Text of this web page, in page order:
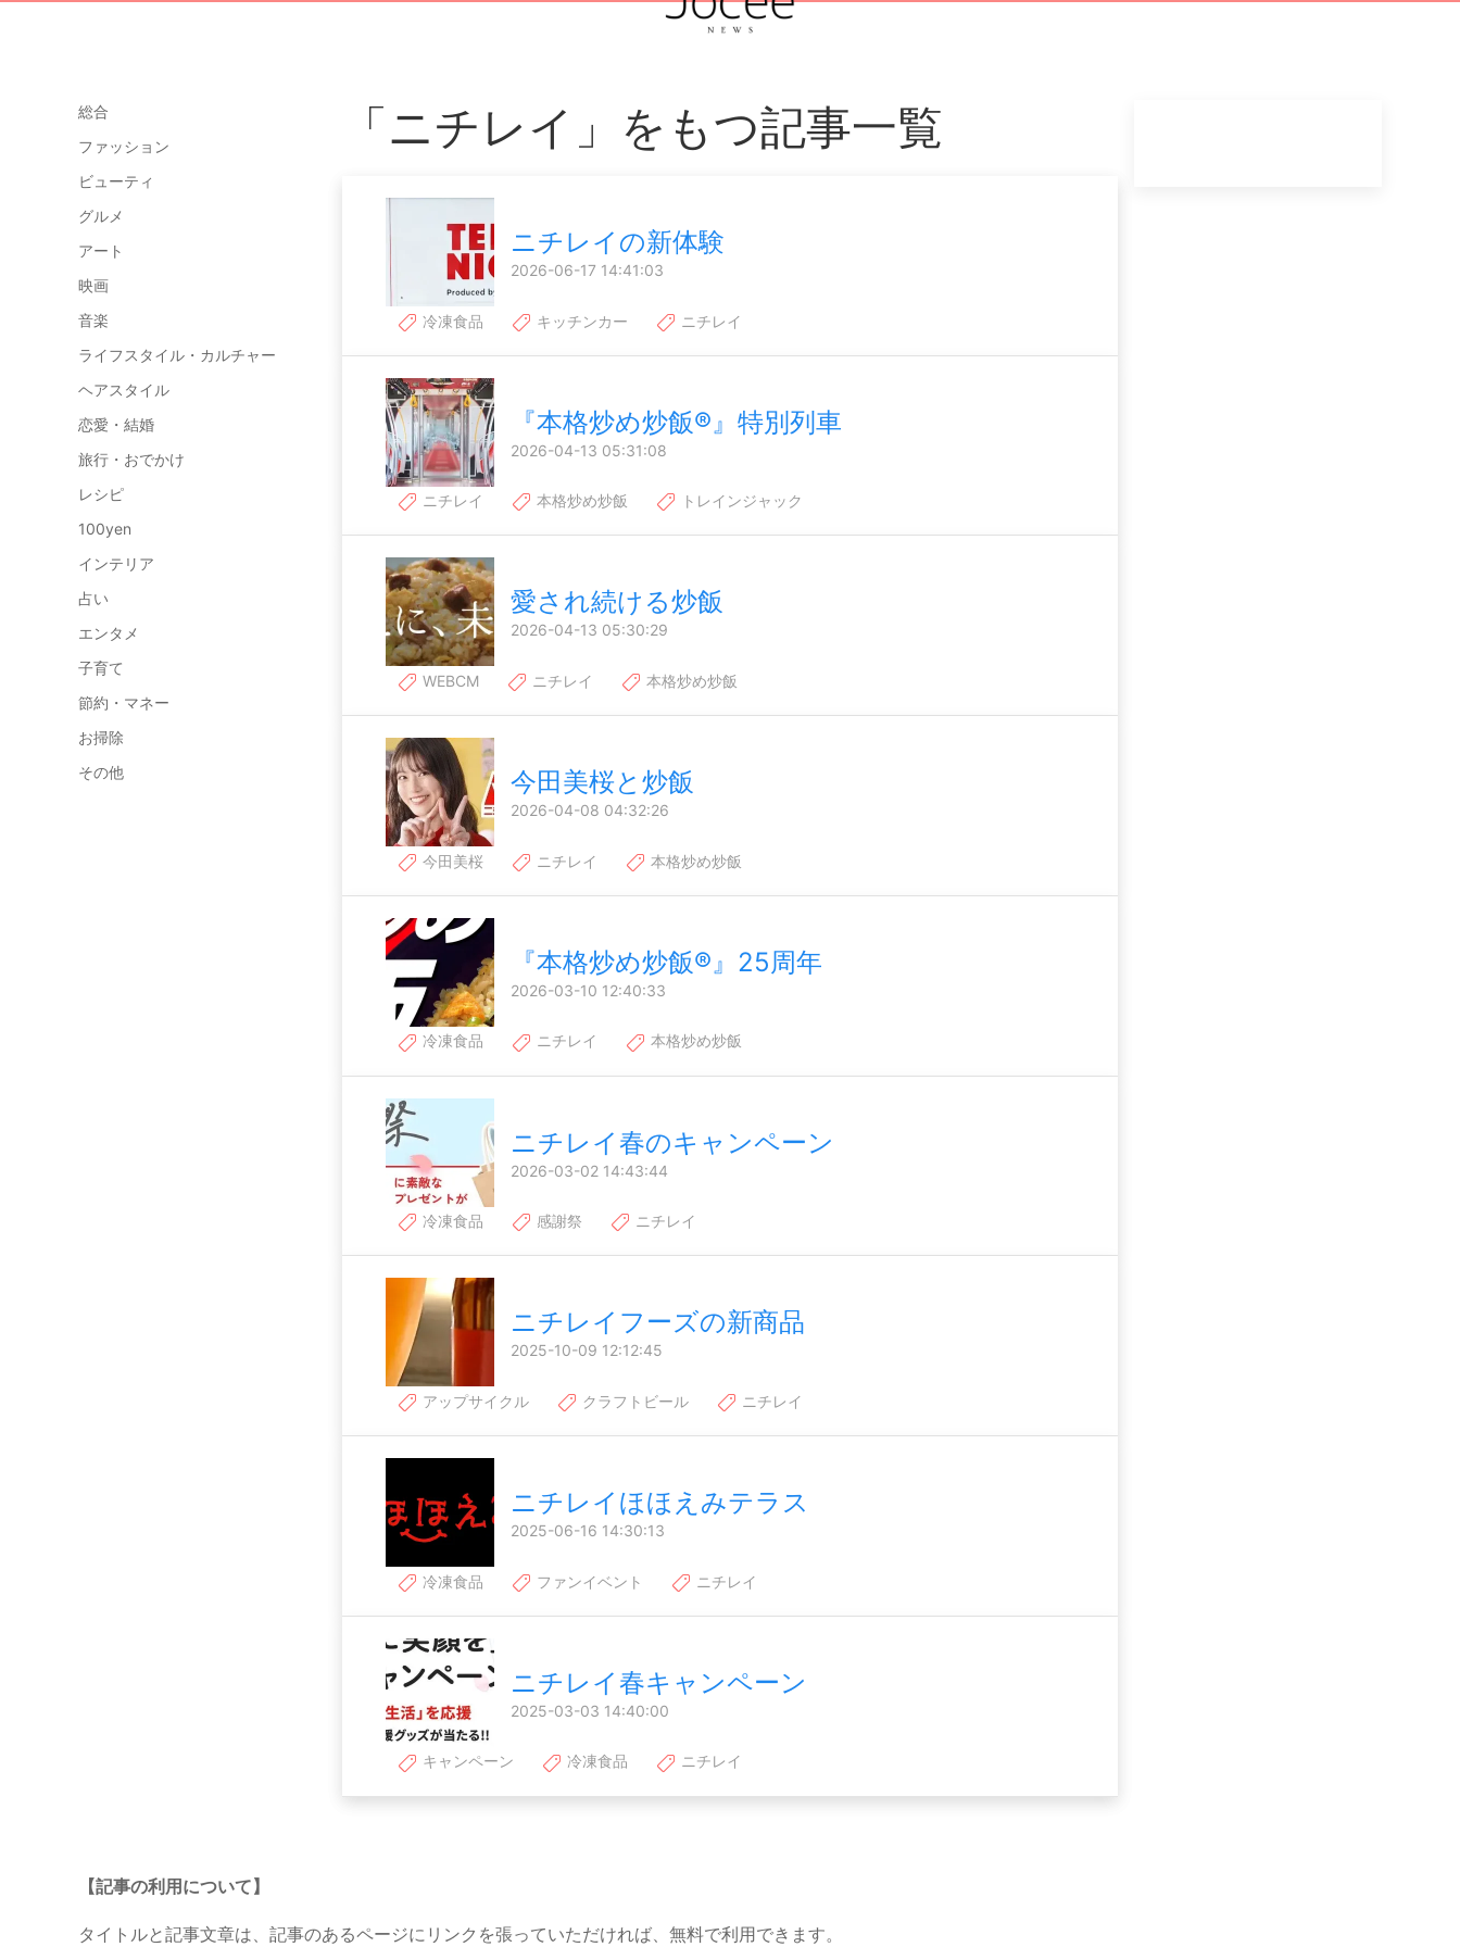
総合
ファッション
ビューティ
グルメ
アート
映画
音楽
ライフスタイル・カルチャー
ヘアスタイル
恋愛・結婚
旅行・おでかけ
レシピ
100yen
インテリア
占い
エンタメ
子育て
節約・マネー
お掃除
その他
「ニチレイ」をもつ記事一覧
ニチレイの新体験
2026-06-17 14:41:03
冷凍食品 キッチンカー ニチレイ
『本格炒め炒飯®』特別列車
2026-04-13 05:31:08
ニチレイ 本格炒め炒飯 トレインジャック
愛され続ける炒飯
2026-04-13 05:30:29
WEBCM ニチレイ 本格炒め炒飯
今田美桜と炒飯
2026-04-08 04:32:26
今田美桜 ニチレイ 本格炒め炒飯
『本格炒め炒飯®』25周年
2026-03-10 12:40:33
冷凍食品 ニチレイ 本格炒め炒飯
ニチレイ春のキャンペーン
2026-03-02 14:43:44
冷凍食品 感謝祭 ニチレイ
ニチレイフーズの新商品
2025-10-09 12:12:45
アップサイクル クラフトビール ニチレイ
ニチレイほほえみテラス
2025-06-16 14:30:13
冷凍食品 ファンイベント ニチレイ
ニチレイ春キャンペーン
2025-03-03 14:40:00
キャンペーン 冷凍食品 ニチレイ
【記事の利用について】
タイトルと記事文章は、記事のあるページにリンクを張っていただければ、無料で利用できます。